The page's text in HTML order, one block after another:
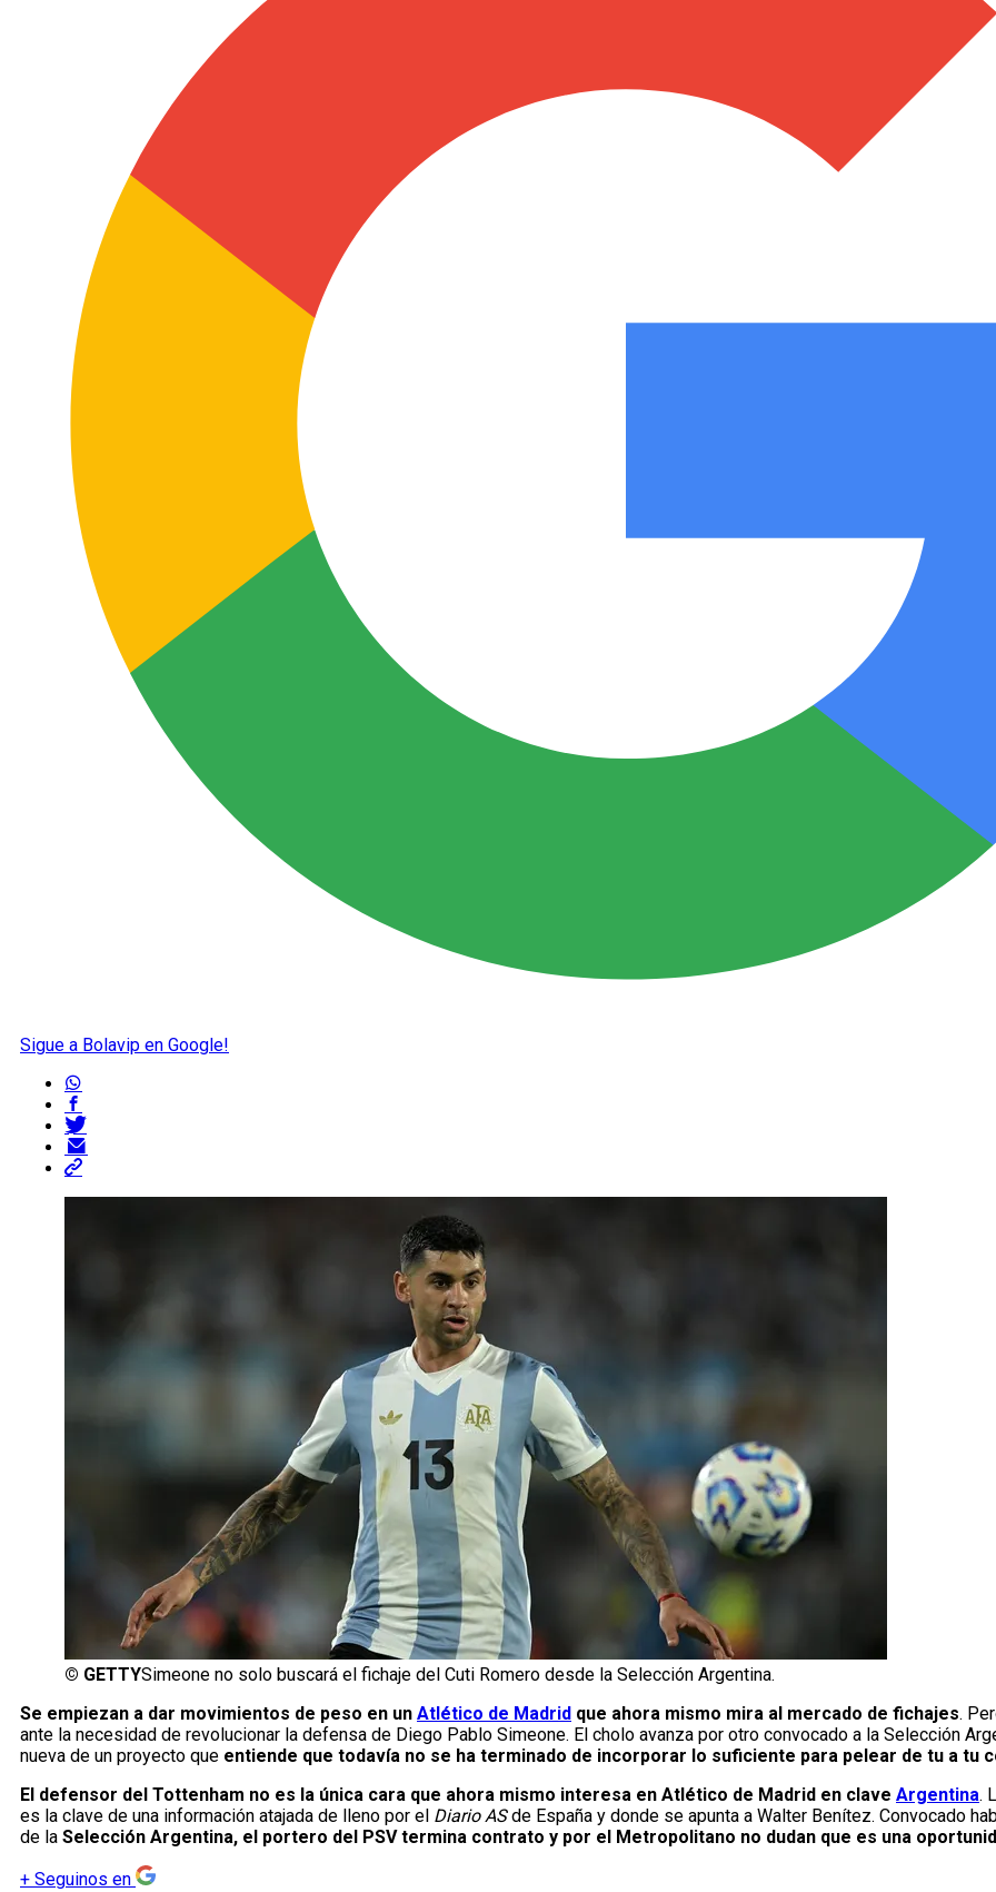
Sigue a Bolavip en Google!
© GETTYSimeone no solo buscará el fichaje del Cuti Romero desde la Selección Argentina.
Se empiezan a dar movimientos de peso en un Atlético de Madrid que ahora mismo mira al mercado de fichajes.
ante la necesidad de revolucionar la defensa de Diego Pablo Simeone. El cholo avanza por otro convocado a la Selección
nueva de un proyecto que entiende que todavía no se ha terminado de incorporar lo suficiente para pelear de tu a tu
El defensor del Tottenham no es la única cara que ahora mismo interesa en Atlético de Madrid en clave Argentina.
es la clave de una información atajada de lleno por el Diario ASde España y donde se apunta a Walter Benítez. Convocado
de la Selección Argentina, el portero del PSV termina contrato y por el Metropolitano no dudan que es una
+ Seguinos en